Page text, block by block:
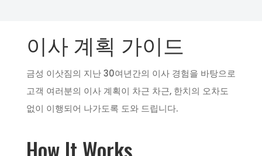
이사 계획 가이드
금성 이삿짐의 지난 30여년간의 이사 경험을 바탕으로
고객 여러분의 이사 계획이 차근 차근, 한치의 오차도
없이 이행되어 나가도록 도와 드립니다.
How It Works